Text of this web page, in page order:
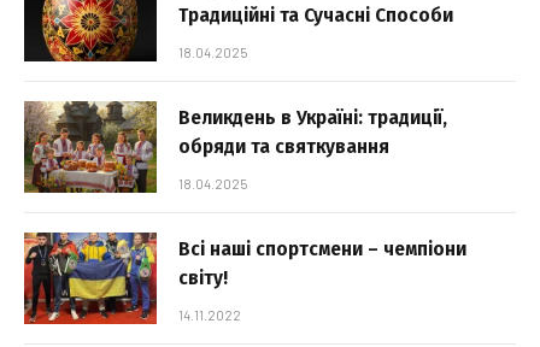
Традиційні та Сучасні Способи
18.04.2025
Великдень в Україні: традиції,
обряди та святкування
18.04.2025
Всі наші спортсмени – чемпіони
світу!
14.11.2022